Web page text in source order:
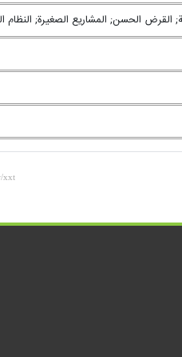
القرض الحسن; المشاريع الصغيرة; النظام